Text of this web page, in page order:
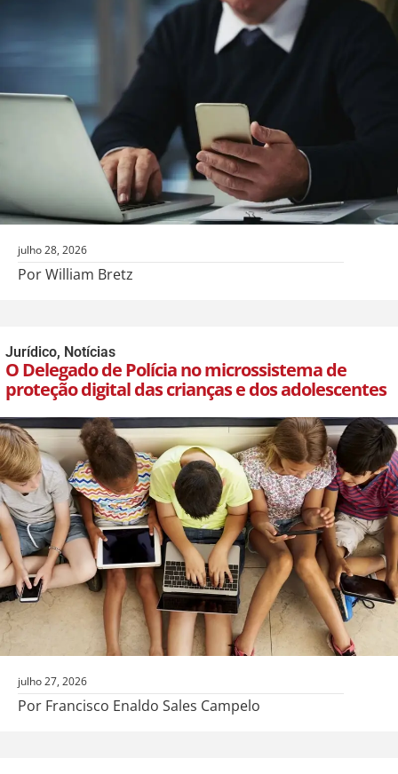
julho 28, 2026
Por William Bretz
Jurídico, Notícias
O Delegado de Polícia no microssistema de
proteção digital das crianças e dos adolescentes
julho 27, 2026
Por Francisco Enaldo Sales Campelo